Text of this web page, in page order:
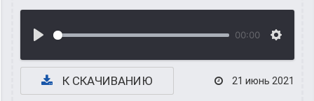
00:00
К СКАЧИВАНИЮ 21 июнь 2021